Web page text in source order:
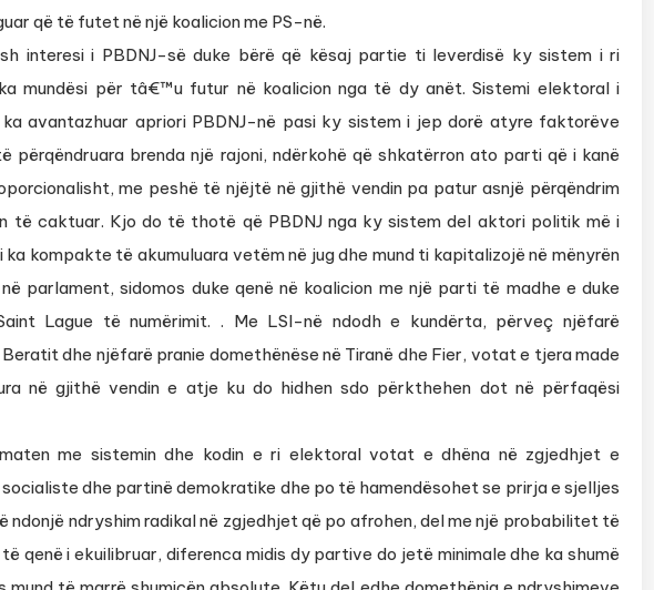
që të futet në një koalicion me PS-në.
interesi i PBDNJ-së duke bërë që kësaj partie ti leverdisë ky sistem i ri
mundësi për tâ€™u futur në koalicion nga të dy anët. Sistemi elektoral i
avantazhuar apriori PBDNJ-në pasi ky sistem i jep dorë atyre faktorëve
përqëndruara brenda një rajoni, ndërkohë që shkatërron ato parti që i kanë
me peshë të njëjtë në gjithë vendin pa patur asnjë përqëndrim
të caktuar. Kjo do të thotë që PBDNJ nga ky sistem del aktori politik më i
kompakte të akumuluara vetëm në jug dhe mund ti kapitalizojë në mënyrën
parlament, sidomos duke qenë në koalicion me një parti të madhe e duke
Lague të numërimit. . Me LSI-në ndodh e kundërta, përveç njëfarë
dhe njëfarë pranie domethënëse në Tiranë dhe Fier, votat e tjera made
në gjithë vendin e atje ku do hidhen sdo përkthehen dot në përfaqësi
me sistemin dhe kodin e ri elektoral votat e dhëna në zgjedhjet e
dhe partinë demokratike dhe po të hamendësohet se prirja e sjelljes
ndonjë ndryshim radikal në zgjedhjet që po afrohen, del me një probabilitet të
qenë i ekuilibruar, diferenca midis dy partive do jetë minimale dhe ka shumë